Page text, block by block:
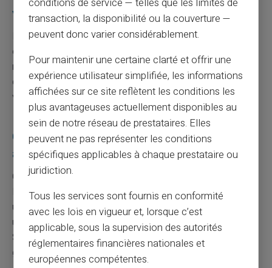
volée ?
L’intégralité de la somme débitée frauduleusement doit
être remboursée, sauf preuve de négligence évidente ou
retard manifeste lors de la déclaration initiale. Suivez
donc les délais impartis rigoureusement pour optimiser
vos chances de remboursement complet.
Comment éviter les arnaques lors de mes
achats en ligne ?
Choisissez des sites certifiés et optez pour
l’authentification renforcée comme 3D Secure. Faites
usage des options limitées telles que le paiement
uniquement après validation par code étendu reçu par
SMS ; cela renforce la protection et offre de meilleures
garanties utilisateurs.
transaction, la disponibilité ou la couverture —
peuvent donc varier considérablement.
Pour maintenir une certaine clarté et offrir une
expérience utilisateur simplifiée, les informations
affichées sur ce site reflètent les conditions les
plus avantageuses actuellement disponibles au
sein de notre réseau de prestataires. Elles
peuvent ne pas représenter les conditions
spécifiques applicables à chaque prestataire ou
juridiction.
Tous les services sont fournis en conformité
avec les lois en vigueur et, lorsque c’est
applicable, sous la supervision des autorités
réglementaires financières nationales et
européennes compétentes.